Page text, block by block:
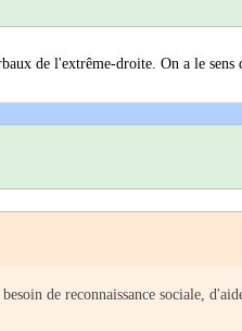
de l'extrême-droite. On a le sens
de reconnaissance sociale,